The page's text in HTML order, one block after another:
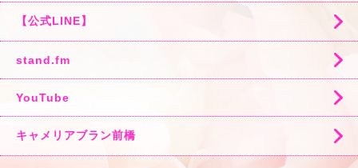
【公式LINE】
stand.fm
YouTube
キャメリアブラン前橋